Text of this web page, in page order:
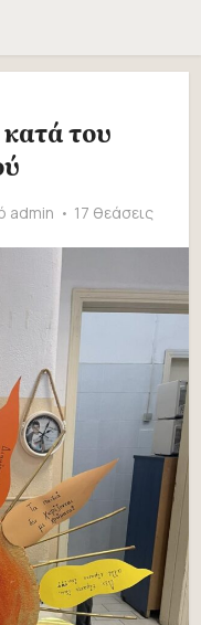
του
admin 17 θεάσεις